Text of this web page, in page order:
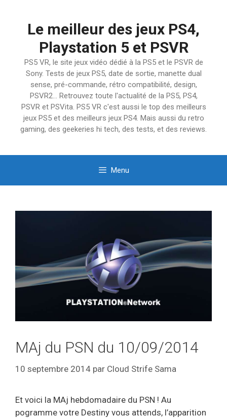
Le meilleur des jeux PS4,
Playstation 5 et PSVR
PS5 VR, le site jeux vidéo dédié à la PS5 et le PSVR de
Sony. Tests de jeux PS5, date de sortie, manette dual
sense, pré-commande, rétro compatibilité, design,
PSVR2… Retrouvez toute l'actualité de la PS5, PS4,
PSVR et PSVita. PS5 VR c'est aussi le top des meilleurs
jeux PS5 et des meilleurs jeux PS4. Mais aussi du retro
gaming, des geekeries hi tech, des tests, et des reviews.
Menu
MAj du PSN du 10/09/2014
10 septembre 2014 par Cloud Strife Sama
Et voici la MAj hebdomadaire du PSN ! Au
pogramme votre Destiny vous attends, l’apparition